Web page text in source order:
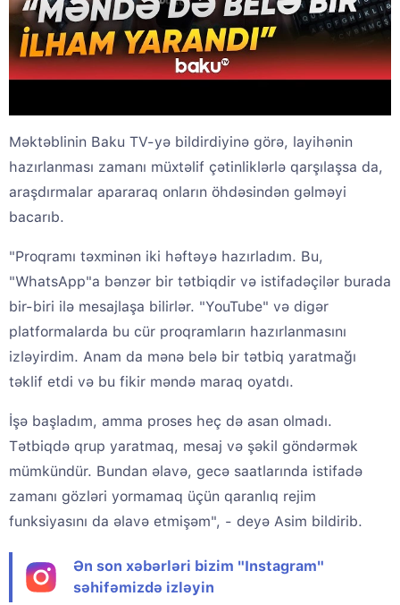
Məktəblinin Baku TV-yə bildirdiyinə görə, layihənin
hazırlanması zamanı müxtəlif çətinliklərlə qarşılaşsa da,
araşdırmalar apararaq onların öhdəsindən gəlməyi
bacarıb.
"Proqramı təxminən iki həftəyə hazırladım. Bu,
"WhatsApp"a bənzər bir tətbiqdir və istifadəçilər burada
bir-biri ilə mesajlaşa bilirlər. "YouTube" və digər
platformalarda bu cür proqramların hazırlanmasını
izləyirdim. Anam da mənə belə bir tətbiq yaratmağı
təklif etdi və bu fikir məndə maraq oyatdı.
İşə başladım, amma proses heç də asan olmadı.
Tətbiqdə qrup yaratmaq, mesaj və şəkil göndərmək
mümkündür. Bundan əlavə, gecə saatlarında istifadə
zamanı gözləri yormamaq üçün qaranlıq rejim
funksiyasını da əlavə etmişəm", - deyə Asim bildirib.
Ən son xəbərləri bizim "Instagram"
səhifəmizdə izləyin